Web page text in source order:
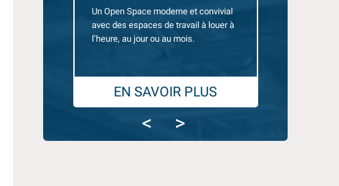
Un Open Space moderne et convivial
avec des espaces de travail à louer à
l’heure, au jour ou au mois.
EN SAVOIR PLUS
< >